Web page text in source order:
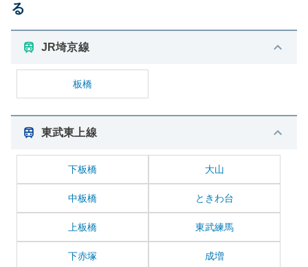
る
JR埼京線
板橋
東武東上線
下板橋 大山
中板橋 ときわ台
上板橋 東武練馬
下赤塚 成増